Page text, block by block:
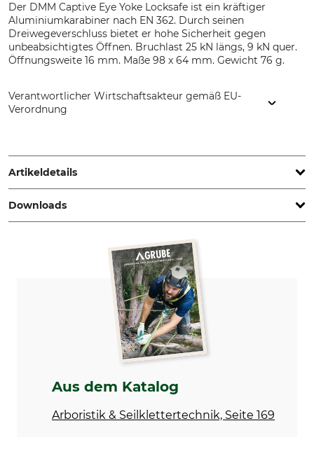
Der DMM Captive Eye Yoke Locksafe ist ein kräftiger
Aluminiumkarabiner nach EN 362. Durch seinen
Dreiwegeverschluss bietet er hohe Sicherheit gegen
unbeabsichtigtes Öffnen. Bruchlast 25 kN längs, 9 kN quer.
Öffnungsweite 16 mm. Maße 98 x 64 mm. Gewicht 76 g.
Verantwortlicher Wirtschaftsakteur gemäß EU-
Verordnung
Netherlands, www.dmmwales.com
Artikeldetails
Norm
EN 362
DMM
Modellbezeichnung
Captive Eye Yoke Locksafe
Alu
Bruchlast geöffnet
9 kN
Bauform
Material
Aluminium
Herstellung
Made in Britain
Downloads
Konformitätserklärung | EU-DoC_56-375-01_02-03-2026_intl.pdf
Aus dem Katalog
Arboristik & Seilklettertechnik, Seite 169